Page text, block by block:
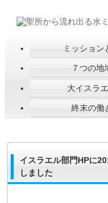
ミッション
７つの地
大イスラ
終末の働
イスラエル部門HPに
しました